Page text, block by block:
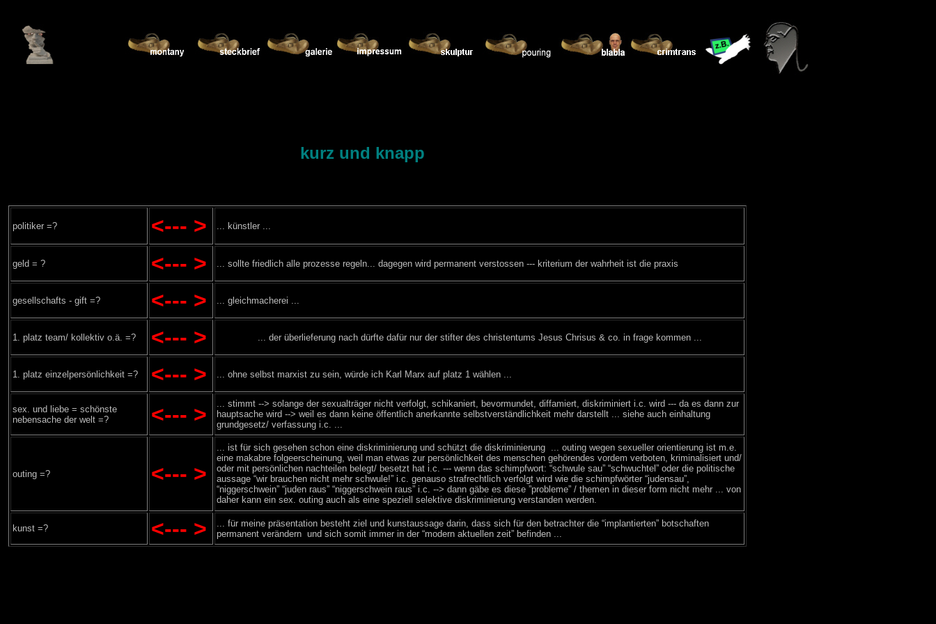
kurz und knapp
politiker =? <--- > ... künstler ...
geld = ? <--- > ... sollte friedlich alle prozesse regeln... dagegen wird permanent verstossen --- kriterium der wahrheit ist die praxis
gesellschafts - gift =? <--- > ... gleichmacherei ...
1. platz team/ kollektiv o.ä. =? <--- > ... der überlieferung nach dürfte dafür nur der stifter des christentums Jesus Chrisus & co. in frage kommen ...
1. platz einzelpersönlichkeit =? <--- > ... ohne selbst marxist zu sein, würde ich Karl Marx auf platz 1 wählen ...
sex. und liebe = schönste
nebensache der welt =?
<--- >
... stimmt --> solange der sexualträger nicht verfolgt, schikaniert, bevormundet, diffamiert, diskriminiert i.c. wird --- da es dann zur
hauptsache wird --> weil es dann keine öffentlich anerkannte selbstverständlichkeit mehr darstellt ... siehe auch einhaltung
grundgesetz/ verfassung i.c. ...
outing =? <--- >
... ist für sich gesehen schon eine diskriminierung und schützt die diskriminierung ... outing wegen sexueller orientierung ist m.e.
eine makabre folgeerscheinung, weil man etwas zur persönlichkeit des menschen gehörendes vordem verboten, kriminalisiert und/
oder mit persönlichen nachteilen belegt/ besetzt hat i.c. --- wenn das schimpfwort: “schwule sau” “schwuchtel” oder die politische
aussage “wir brauchen nicht mehr schwule!” i.c. genauso strafrechtlich verfolgt wird wie die schimpfwörter “judensau”,
“niggerschwein” “juden raus” “niggerschwein raus” i.c. --> dann gäbe es diese ”probleme” / themen in dieser form nicht mehr ... von
daher kann ein sex. outing auch als eine speziell selektive diskriminierung verstanden werden.
kunst =? <--- >
... für meine präsentation besteht ziel und kunstaussage darin, dass sich für den betrachter die “implantierten” botschaften
permanent verändern und sich somit immer in der “modern aktuellen zeit” befinden ...